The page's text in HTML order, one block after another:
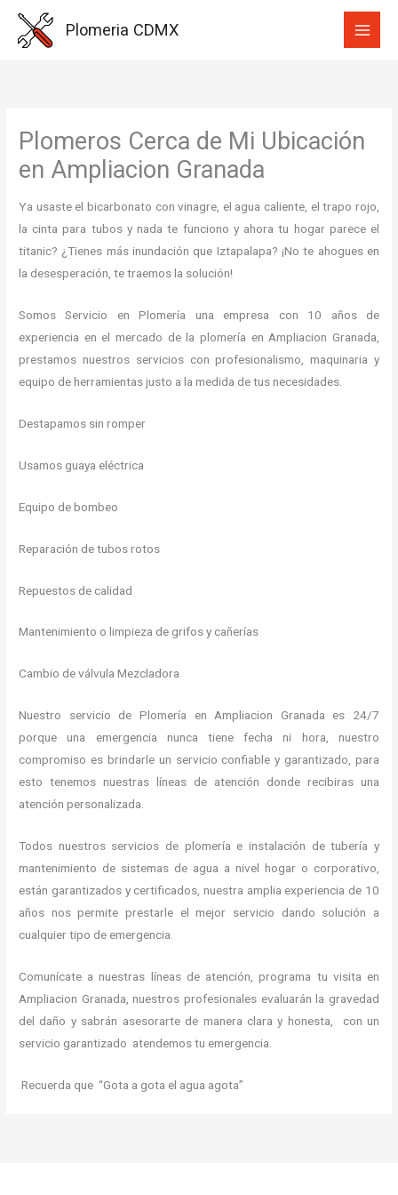
Plomeria CDMX
Plomeros Cerca de Mi Ubicación
en Ampliacion Granada
Ya usaste el bicarbonato con vinagre, el agua caliente, el trapo rojo,
la cinta para tubos y nada te funciono y ahora tu hogar parece el
titanic? ¿Tienes más inundación que Iztapalapa? ¡No te ahogues en
la desesperación, te traemos la solución!
Somos Servicio en Plomería una empresa con 10 años de
experiencia en el mercado de la plomería en Ampliacion Granada,
prestamos nuestros servicios con profesionalismo, maquinaria y
equipo de herramientas justo a la medida de tus necesidades.
Destapamos sin romper
Usamos guaya eléctrica
Equipo de bombeo
Reparación de tubos rotos
Repuestos de calidad
Mantenimiento o limpieza de grifos y cañerías
Cambio de válvula Mezcladora
Nuestro servicio de Plomería en Ampliacion Granada es 24/7
porque una emergencia nunca tiene fecha ni hora, nuestro
compromiso es brindarle un servicio confiable y garantizado, para
esto tenemos nuestras líneas de atención donde recibiras una
atención personalizada.
Todos nuestros servicios de plomería e instalación de tubería y
mantenimiento de sistemas de agua a nivel hogar o corporativo,
están garantizados y certificados, nuestra amplia experiencia de 10
años nos permite prestarle el mejor servicio dando solución a
cualquier tipo de emergencia.
Comunícate a nuestras líneas de atención, programa tu visita en
Ampliacion Granada, nuestros profesionales evaluarán la gravedad
del daño y sabrán asesorarte de manera clara y honesta, con un
servicio garantizado atendemos tu emergencia.
Recuerda que “Gota a gota el agua agota”